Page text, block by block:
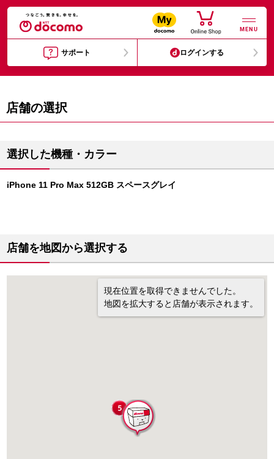
MENU
サポート ログインする
店舗の選択
選択した機種・カラー
iPhone 11 Pro Max 512GB スペースグレイ
店舗を地図から選択する
現在位置を取得できませんでした。
地図を拡大すると店舗が表示されます。